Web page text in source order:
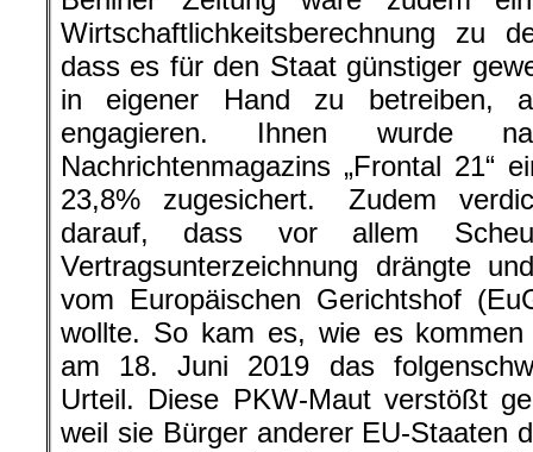
Wirtschaftlichkeitsberechnung zu
dass es für den Staat günstiger
in eigener Hand zu betreiben,
engagieren. Ihnen wurde
Nachrichtenmagazins „Frontal 21“
23,8% zugesichert. Zudem
darauf, dass vor allem
Vertragsunterzeichnung drängte
vom Europäischen Gerichtshof
wollte. So kam es, wie es
am 18. Juni 2019 das
Urteil. Diese PKW-Maut verstößt
weil sie Bürger anderer EU-Staaten